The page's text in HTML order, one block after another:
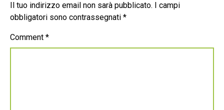
Il tuo indirizzo email non sarà pubblicato.
I campi
obbligatori sono contrassegnati *
Comment *